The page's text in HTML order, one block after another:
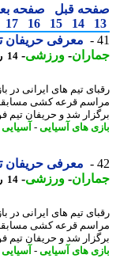
قبل صفحه بعد
14
15
16
17
18
معرفی حریفان تیم
- ورزشی-14 روز پیش - پنجشنبه 1 مرداد 1405، 14:35
تیم های ایرانی در
شد و حریفان تیم
های آسیایی-آسیایی-
معرفی حریفان تیم
- ورزشی-14 روز پیش - پنجشنبه 1 مرداد 1405، 14:35
تیم های ایرانی در
شد و حریفان تیم
های آسیایی-آسیایی-